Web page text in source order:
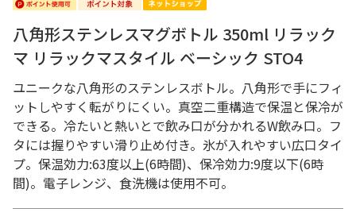
八角形ステンレスマグボトル 350ml リラック
マ リラックマスタイル ベーシック STO4
ユニークな八角形のステンレスボトル。八角形で手にフィ
ットしやすく転がりにくい。真空二重構造で保温と保冷が
できる。冷たいと熱いとで飲み口が分かれるW飲み口。フ
タには握りやすい滑り止め付き。氷が入れやすい広口タイ
プ。保温効力:63度以上(6時間)、保冷効力:9度以下(6時
間)。電子レンジ、食洗機は使用不可。